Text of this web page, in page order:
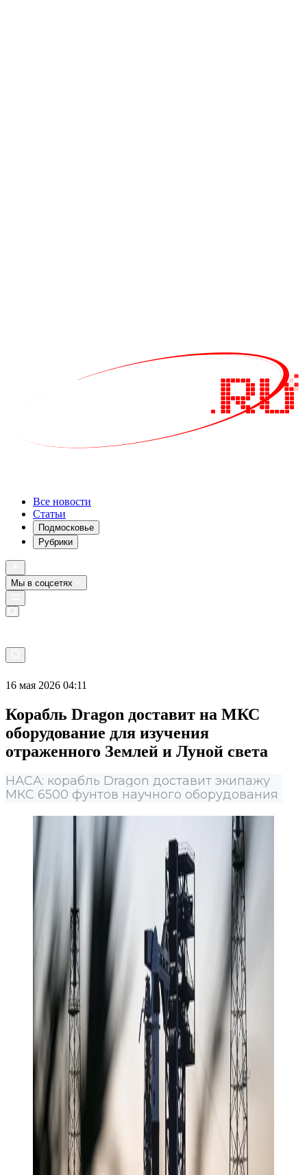
Все новости
Статьи
Подмосковье
Рубрики
Мы в соцсетях
16 мая 2026 04:11
Корабль Dragon доставит на МКС
оборудование для изучения
отраженного Землей и Луной света
НАСА: корабль Dragon доставит экипажу
МКС 6500 фунтов научного оборудования